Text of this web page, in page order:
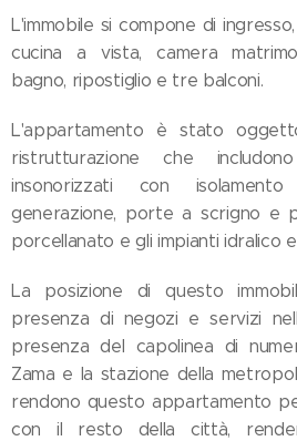
L'immobile si compone di
cucina a vista, camera
bagno, ripostiglio e tre balconi.
L'appartamento è stato
ristrutturazione che
insonorizzati con
generazione, porte a scrigno e
porcellanato e gli impianti idralico
La posizione di questo
presenza di negozi e servizi
presenza del capolinea di
Zama e la stazione della
rendono questo appartamento
con il resto della città,